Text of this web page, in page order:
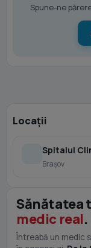
Spune-ne
Locații
Spitalul
Braşov
Sănătatea
medic real.
Întreabă un medic